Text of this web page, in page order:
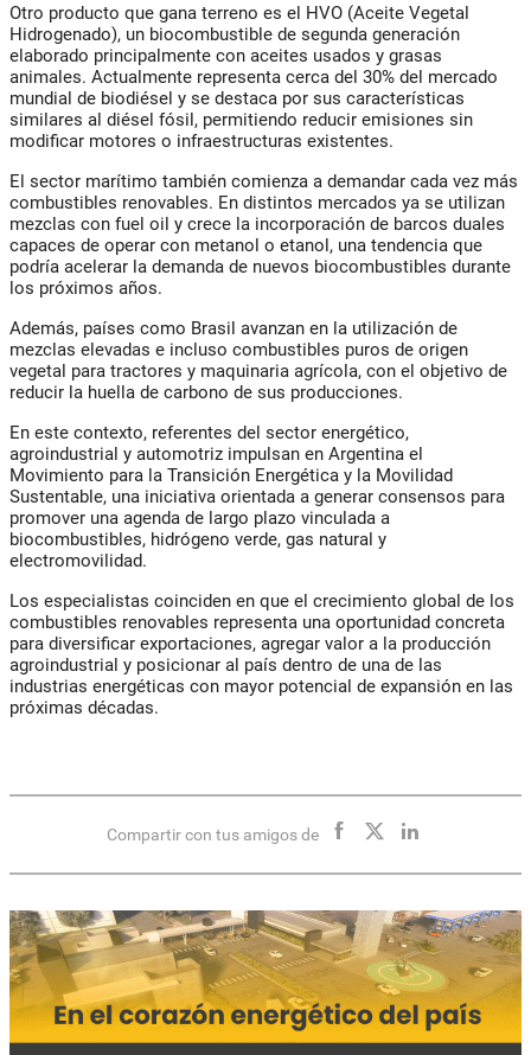
Otro producto que gana terreno es el HVO (Aceite Vegetal
Hidrogenado), un biocombustible de segunda generación
elaborado principalmente con aceites usados y grasas
animales. Actualmente representa cerca del 30% del mercado
mundial de biodiésel y se destaca por sus características
similares al diésel fósil, permitiendo reducir emisiones sin
modificar motores o infraestructuras existentes.
El sector marítimo también comienza a demandar cada vez más
combustibles renovables. En distintos mercados ya se utilizan
mezclas con fuel oil y crece la incorporación de barcos duales
capaces de operar con metanol o etanol, una tendencia que
podría acelerar la demanda de nuevos biocombustibles durante
los próximos años.
Además, países como Brasil avanzan en la utilización de
mezclas elevadas e incluso combustibles puros de origen
vegetal para tractores y maquinaria agrícola, con el objetivo de
reducir la huella de carbono de sus producciones.
En este contexto, referentes del sector energético,
agroindustrial y automotriz impulsan en Argentina el
Movimiento para la Transición Energética y la Movilidad
Sustentable, una iniciativa orientada a generar consensos para
promover una agenda de largo plazo vinculada a
biocombustibles, hidrógeno verde, gas natural y
electromovilidad.
Los especialistas coinciden en que el crecimiento global de los
combustibles renovables representa una oportunidad concreta
para diversificar exportaciones, agregar valor a la producción
agroindustrial y posicionar al país dentro de una de las
industrias energéticas con mayor potencial de expansión en las
próximas décadas.
Compartir con tus amigos de